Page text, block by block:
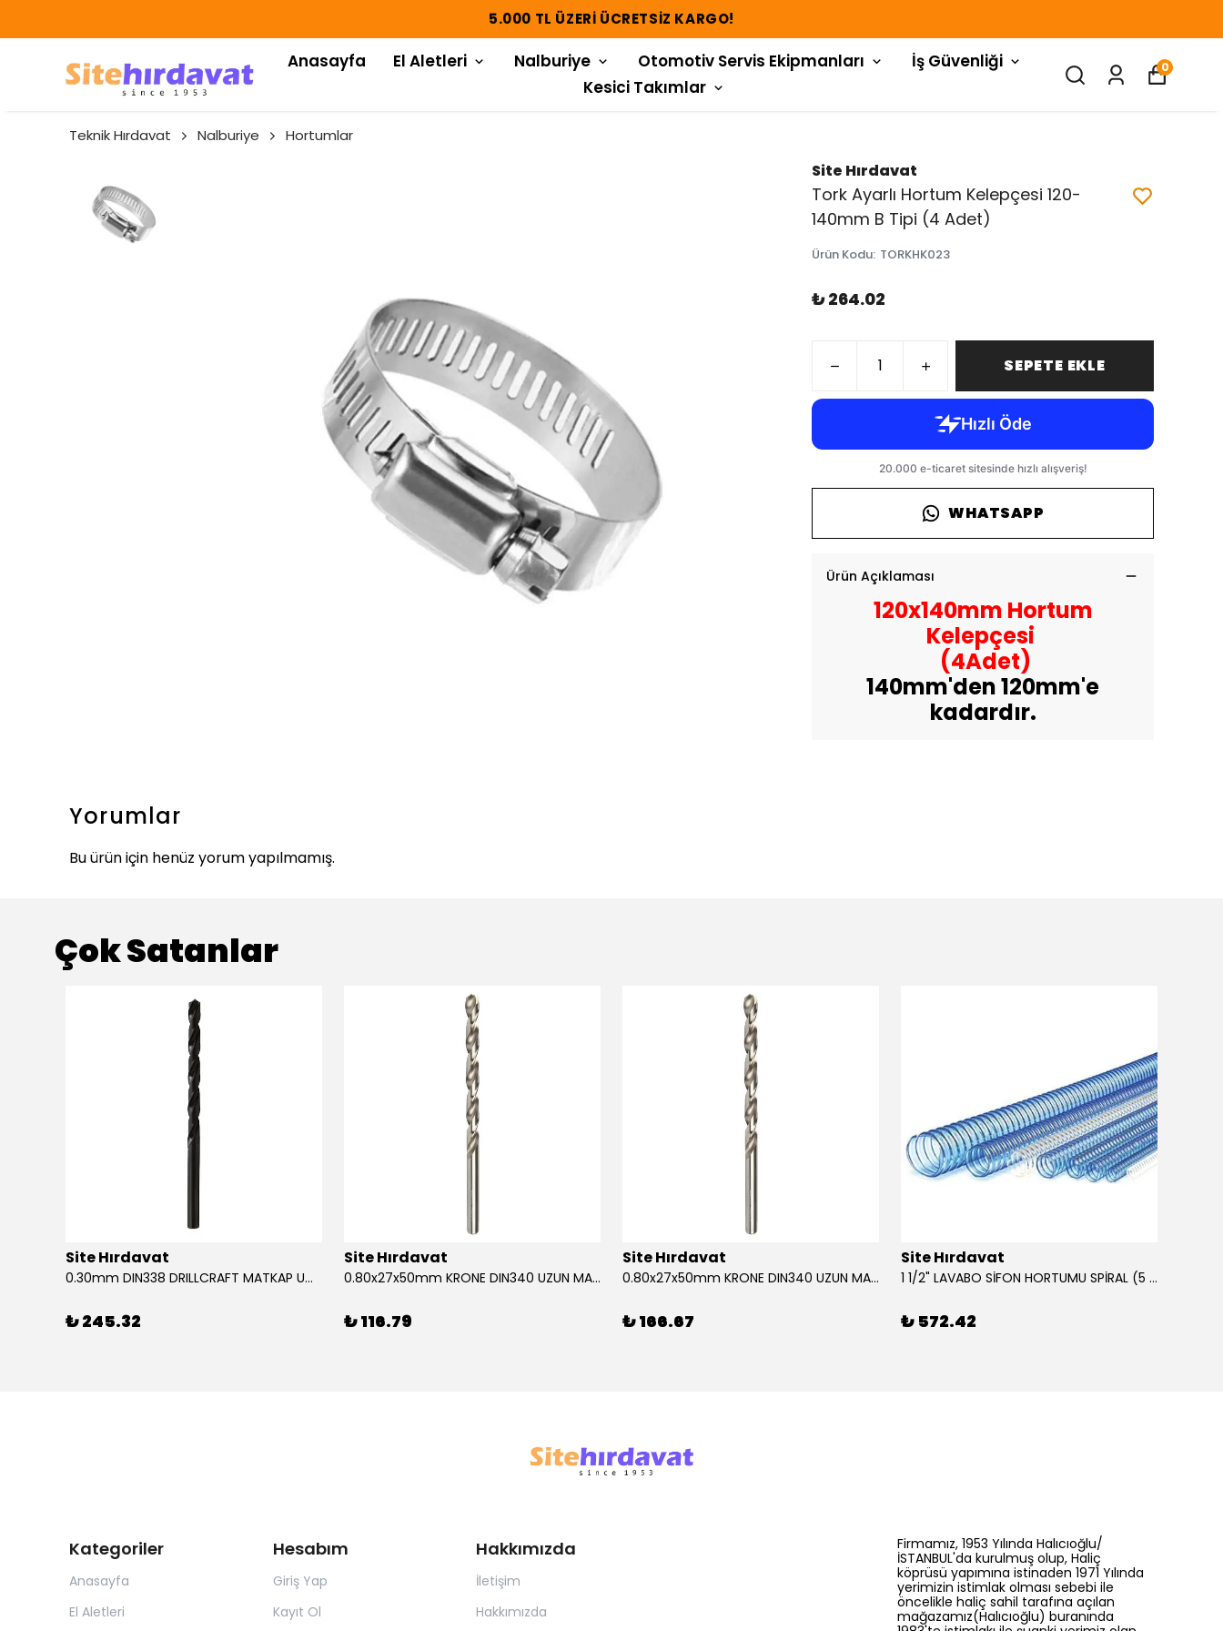
5.000 TL ÜZERI ÜCRETSIZ KARGO!
Anasayfa El Aletleri Nalburiye Otomotiv Servis Ekipmanları
İş Güvenliği
Kesici Takımlar
0
Teknik Hırdavat Nalburiye Hortumlar
Site Hırdavat
Tork Ayarlı Hortum Kelepçesi 120-
140mm B Tipi (4 Adet)
Ürün Kodu: TORKHK023
₺ 264.02
SEPETE EKLE
WHATSAPP
Ürün Açıklaması
120x140mm Hortum
Kelepçesi
(4Adet)
140mm'den 120mm'e
kadardır.
Yorumlar
Bu ürün için henüz yorum yapılmamış.
Çok Satanlar
Site Hırdavat
0.30mm DIN338 DRILLCRAFT MATKAP UCU HSS 10 Adet
₺ 245.32
Site Hırdavat
0.80x27x50mm KRONE DIN340 UZUN MATKAP UCU HSS 10 Adet
₺ 116.79
Site Hırdavat
0.80x27x50mm KRONE DIN340 UZUN MATKAP UCU HSS 10 Adet
₺ 166.67
Site Hırdavat
1 1/2" LAVABO SİFON HORTUMU SPİRAL (5 MT)
₺ 572.42
Kategoriler
Anasayfa
El Aletleri
Hesabım
Giriş Yap
Kayıt Ol
Hakkımızda
İletişim
Hakkımızda
Firmamız, 1953 Yılında Halıcıoğlu/
İSTANBUL'da kurulmuş olup, Haliç
köprüsü yapımına istinaden 1971 Yılında
yerimizin istimlak olması sebebi ile
öncelikle haliç sahil tarafına açılan
mağazamız(Halıcıoğlu) buranında